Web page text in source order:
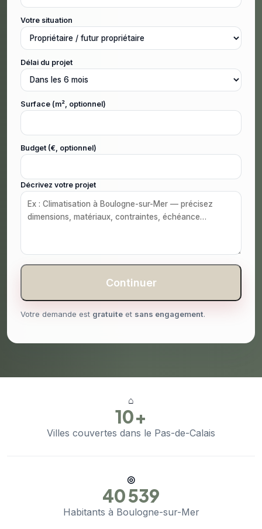
Votre situation
Délai du projet
Surface (m², optionnel)
Budget (€, optionnel)
Décrivez votre projet
Continuer
Votre demande est gratuite et sans engagement.
⌂
10+
Villes couvertes dans le Pas-de-Calais
◎
40 539
Habitants à Boulogne-sur-Mer